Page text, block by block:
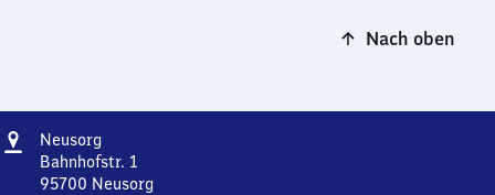
Nach oben
Adresse
Neusorg
Bahnhofstr. 1
95700 Neusorg